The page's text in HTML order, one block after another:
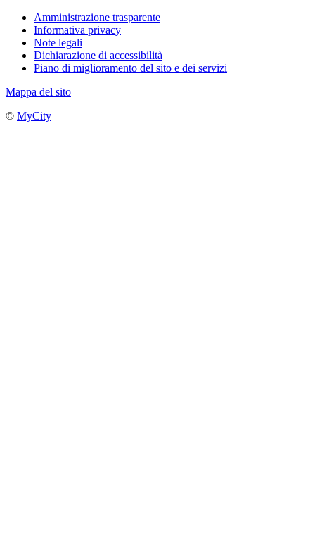
Amministrazione trasparente
Informativa privacy
Note legali
Dichiarazione di accessibilità
Piano di miglioramento del sito e dei servizi
Mappa del sito
© MyCity